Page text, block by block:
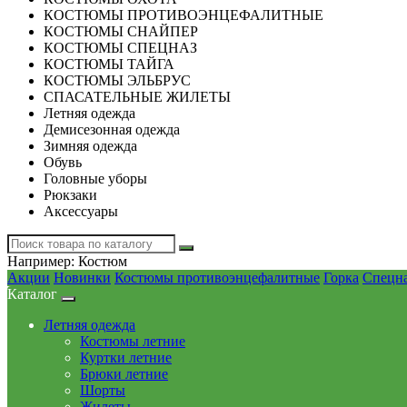
КОСТЮМЫ ПРОТИВОЭНЦЕФАЛИТНЫЕ
КОСТЮМЫ СНАЙПЕР
КОСТЮМЫ СПЕЦНАЗ
КОСТЮМЫ ТАЙГА
КОСТЮМЫ ЭЛЬБРУС
СПАСАТЕЛЬНЫЕ ЖИЛЕТЫ
Летняя одежда
Демисезонная одежда
Зимняя одежда
Обувь
Головные уборы
Рюкзаки
Аксессуары
Например: Костюм
Акции Новинки Костюмы противоэнцефалитные Горка
Каталог
Летняя одежда
Костюмы летние
Куртки летние
Брюки летние
Шорты